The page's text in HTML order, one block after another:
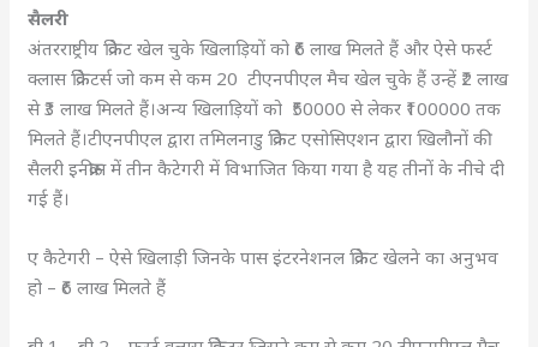
सैलरी
अंतरराष्ट्रीय क्रिकेट खेल चुके खिलाड़ियों को ₹6 लाख मिलते हैं और ऐसे फर्स्ट
क्लास क्रिकेटर्स जो कम से कम 20 टीएनपीएल मैच खेल चुके हैं उन्हें ₹2 लाख
से ₹3 लाख मिलते हैं।अन्य खिलाड़ियों को ₹50000 से लेकर ₹100000 तक
मिलते हैं।टीएनपीएल द्वारा तमिलनाडु क्रिकेट एसोसिएशन द्वारा खिलौनों की
सैलरी इनक्रीस में तीन कैटेगरी में विभाजित किया गया है यह तीनों के नीचे दी
गई हैं।
ए कैटेगरी – ऐसे खिलाड़ी जिनके पास इंटरनेशनल क्रिकेट खेलने का अनुभव
हो – ₹6 लाख मिलते हैं